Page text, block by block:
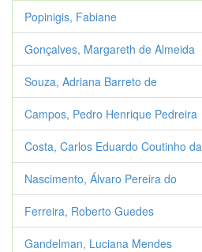
Popinigis, Fabiane
Gonçalves, Margareth de Almeida
Souza, Adriana Barreto de
Campos, Pedro Henrique Pedreira
Costa, Carlos Eduardo Coutinho da
Nascimento, Álvaro Pereira do
Ferreira, Roberto Guedes
Gandelman, Luciana Mendes